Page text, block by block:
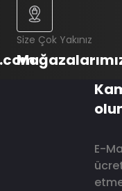
Size Çok Yakınız
E-